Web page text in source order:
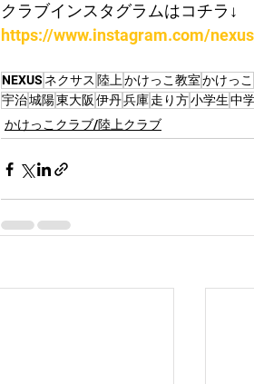
クラブインスタグラムはコチラ↓
https://www.instagram.com/
NEXUS ネクサス 陸上かけっこ教室かけっこ
宇治城陽東大阪 伊丹兵庫走り方小学生中
かけっこクラブ/陸上クラブ